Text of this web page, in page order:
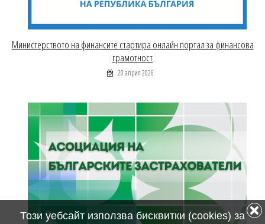
Министерството на финансите стартира онлайн портал за финансова
грамотност
20 април 2026
Този уебсайт използва бисквитки (cookies) за